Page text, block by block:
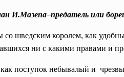
И.Мазепа–предатель или
со шведским королем, как
ни с какими правами и
поступок небывалый и